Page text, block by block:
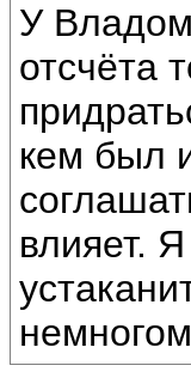
У
отсчёта
кем был
влияет.